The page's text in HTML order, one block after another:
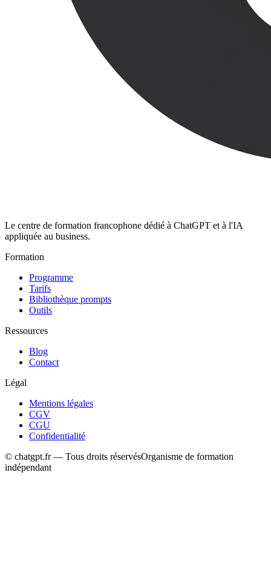
Le centre de formation francophone dédié à ChatGPT et à l'IA
appliquée au business.
Formation
Programme
Tarifs
Bibliothèque prompts
Outils
Ressources
Blog
Contact
Légal
Mentions légales
CGV
CGU
Confidentialité
© chatgpt.fr — Tous droits réservésOrganisme de formation
indépendant